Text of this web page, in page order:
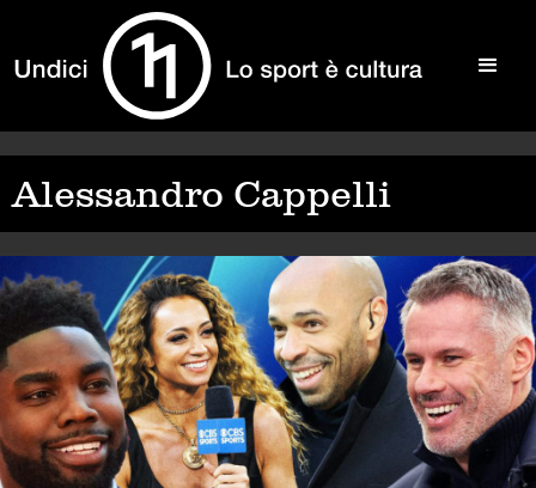
Alessandro Cappelli